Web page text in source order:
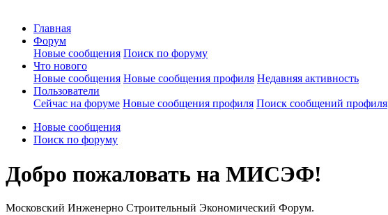
Главная
Форум
Новые сообщения Поиск по форуму
Что нового
Новые сообщения Новые сообщения профиля Недавняя активность
Пользователи
Сейчас на форуме Новые сообщения профиля Поиск сообщений профиля
Новые сообщения
Поиск по форуму
Добро пожаловать на МИСЭФ!
Московский Инженерно Строительный Экономический Форум.